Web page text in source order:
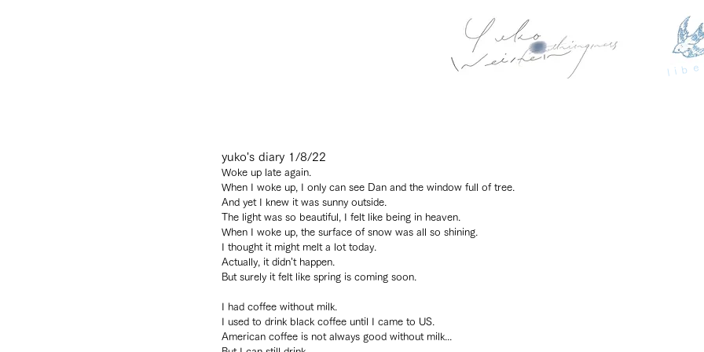
yuko's diary 1/8/22
Woke up late again.
When I woke up, I only can see Dan and the window full of tree.
And yet I knew it was sunny outside.
The light was so beautiful, I felt like being in heaven.
When I woke up, the surface of snow was all so shining.
I thought it might melt a lot today.
Actually, it didn’t happen.
But surely it felt like spring is coming soon.
I had coffee without milk.
I used to drink black coffee until I came to US.
American coffee is not always good without milk...